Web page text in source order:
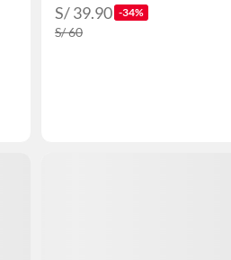
S/ 39.90 -34%
S/ 60